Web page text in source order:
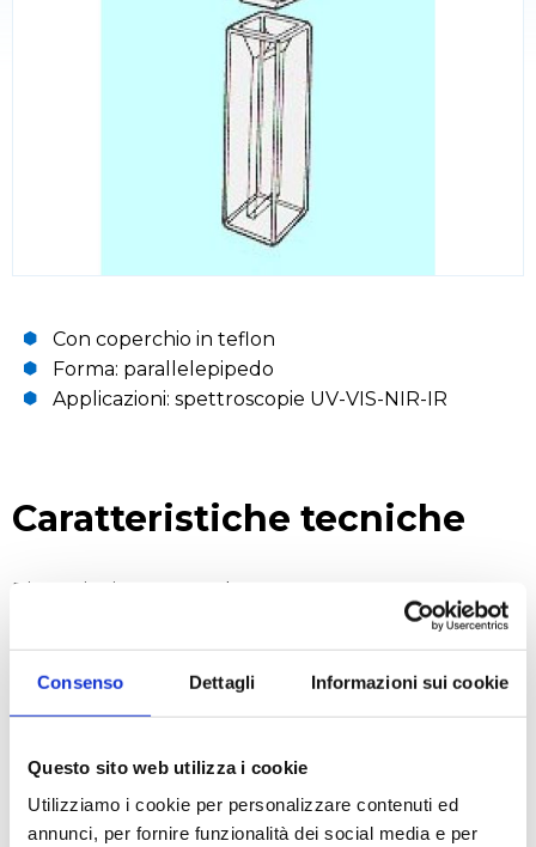
Consenso Dettagli Informazioni sui cookie
Questo sito web utilizza i cookie
Utilizziamo i cookie per personalizzare contenuti ed
annunci, per fornire funzionalità dei social media e per
Con coperchio in teflon
Forma: parallelepipedo
Applicazioni: spettroscopie UV-VIS-NIR-IR
Caratteristiche tecniche
Dimensioni: L 12,5 mm; h 45 mm
RICHIEDI UN PREVENTIVO
Alimentare Biologico e diagnostico Chimico